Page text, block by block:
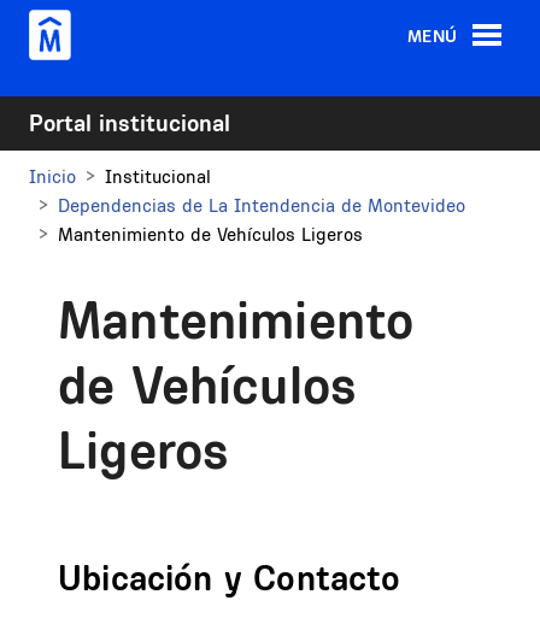
Pasar al contenido principal
MENÚ
Portal institucional
Inicio
Institucional
Dependencias de La Intendencia de Montevideo
Mantenimiento de Vehículos Ligeros
Mantenimiento
de Vehículos
Ligeros
Ubicación y Contacto